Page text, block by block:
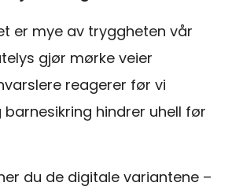
er mye av tryggheten vår
gjør mørke veier
reagerer før vi
barnesikring hindrer uhell før
du de digitale variantene –